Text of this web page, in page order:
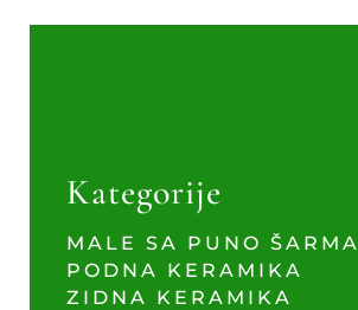
Kategorije
MALE SA PUNO ŠARMA
PODNA KERAMIKA
ZIDNA KERAMIKA